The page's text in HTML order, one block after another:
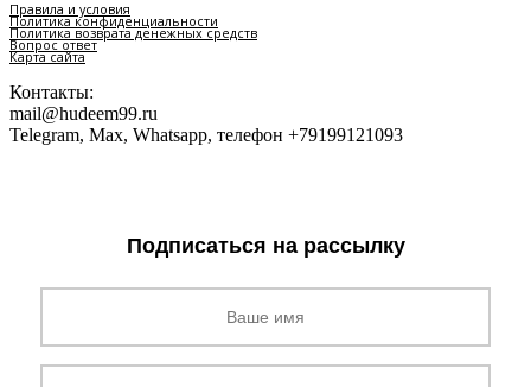
Правила и условия
Политика конфиденциальности
Политика возврата денежных средств
Вопрос ответ
Карта сайта
Контакты:
mail@hudeem99.ru
Telegram, Max, Whatsapp, телефон +79199121093
Подписаться на рассылку